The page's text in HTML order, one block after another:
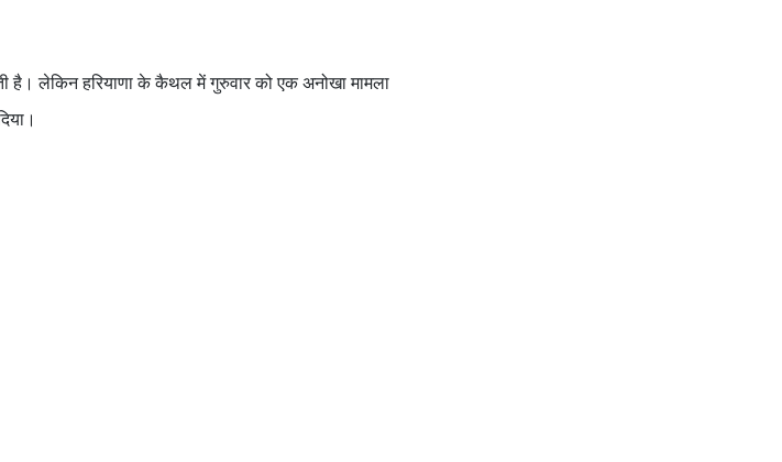
है। लेकिन हरियाणा के कैथल में गुरुवार को एक अनोखा मामला